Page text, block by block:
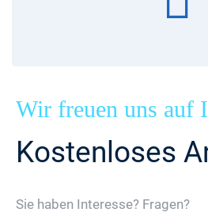
Wir freuen uns auf
Kostenloses
Sie haben Interesse? Fragen?